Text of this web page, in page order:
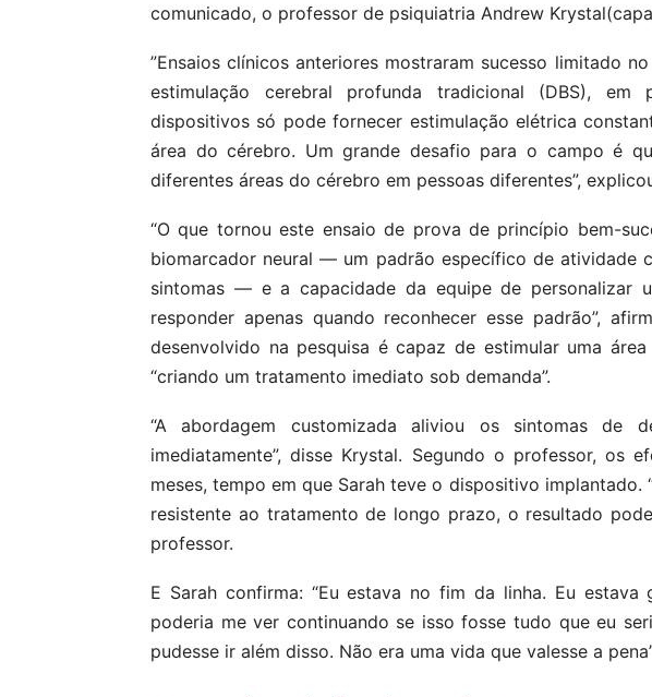
comunicado, o professor de psiquiatria Andrew
”Ensaios clínicos anteriores mostraram sucesso limitado
estimulação cerebral profunda tradicional (DBS),
dispositivos só pode fornecer estimulação elétrica
área do cérebro. Um grande desafio para o campo é
diferentes áreas do cérebro em pessoas diferentes”,
“O que tornou este ensaio de prova de princípio bem-
biomarcador neural — um padrão específico de atividade
sintomas — e a capacidade da equipe de personalizar
responder apenas quando reconhecer esse padrão”,
desenvolvido na pesquisa é capaz de estimular uma
“criando um tratamento imediato sob demanda”.
“A abordagem customizada aliviou os sintomas de
imediatamente”, disse Krystal. Segundo o professor, os
meses, tempo em que Sarah teve o dispositivo implantado.
resistente ao tratamento de longo prazo, o resultado
professor.
E Sarah confirma: “Eu estava no fim da linha. Eu estava
poderia me ver continuando se isso fosse tudo que eu
pudesse ir além disso. Não era uma vida que valesse a